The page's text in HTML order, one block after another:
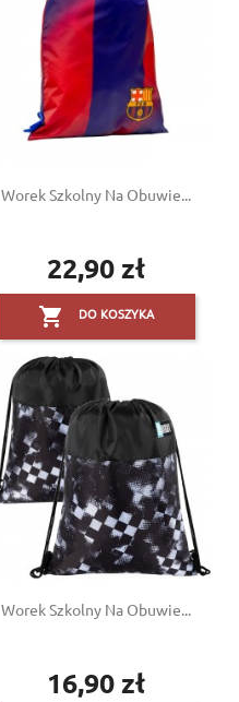
Worek Szkolny Na Obuwie...
Cena
22,90 zł
 DO KOSZYKA
Worek Szkolny Na Obuwie...
Cena
16,90 zł